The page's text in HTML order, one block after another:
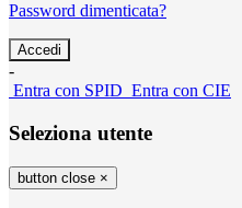
Password dimenticata?
-
Entra con SPID Entra con CIE
Seleziona utente
button close ×